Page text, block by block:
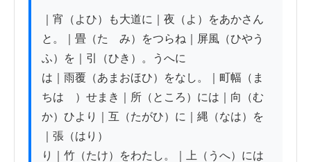
｜宵（よひ）も大道に｜夜（よ）をあかさん
と。｜畳（たゝみ）をつらね｜屏風（ひやう
ふ）を｜引（ひき）。うへに
は｜雨覆（あまおほひ）をなし。｜町幅（ま
ちはゞ）せまき｜所（ところ）には｜向（む
か）ひより｜互（たがひ）に｜縄（なは）を
｜張（はり）
り｜竹（たけ）をわたし。｜上（うへ）には